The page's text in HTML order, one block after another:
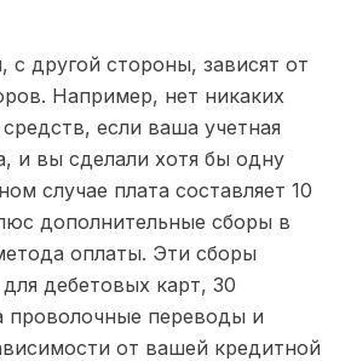
с другой стороны, зависят от
Например, нет никаких
если ваша учетная
и вы сделали хотя бы одну
случае плата составляет 10
дополнительные сборы в
оплаты. Эти сборы
дебетовых карт, 30
переводы и
от вашей кредитной